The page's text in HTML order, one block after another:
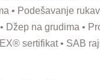
• Podešavanje
Džep na grudima •
sertifikat • SAB